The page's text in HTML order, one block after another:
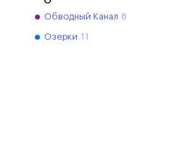
Обводный Канал 8
Озерки 11